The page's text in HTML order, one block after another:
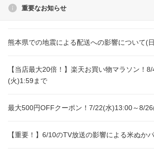
重要なお知らせ
熊本県での地震による配送への影響について(
【当店最大20倍！】楽天お買い物マラソン！
(火)1:59まで
最大500円OFFクーポン！7/22(水)13:00～8/
【重要！】6/10のTV放送の影響による米ぬか